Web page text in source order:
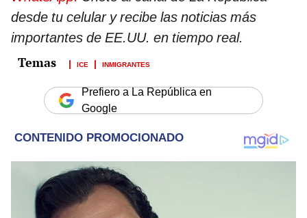
desde tu celular y recibe las noticias más
importantes de EE.UU. en tiempo real.
ICE INMIGRANTES
Prefiero a La República en
Google